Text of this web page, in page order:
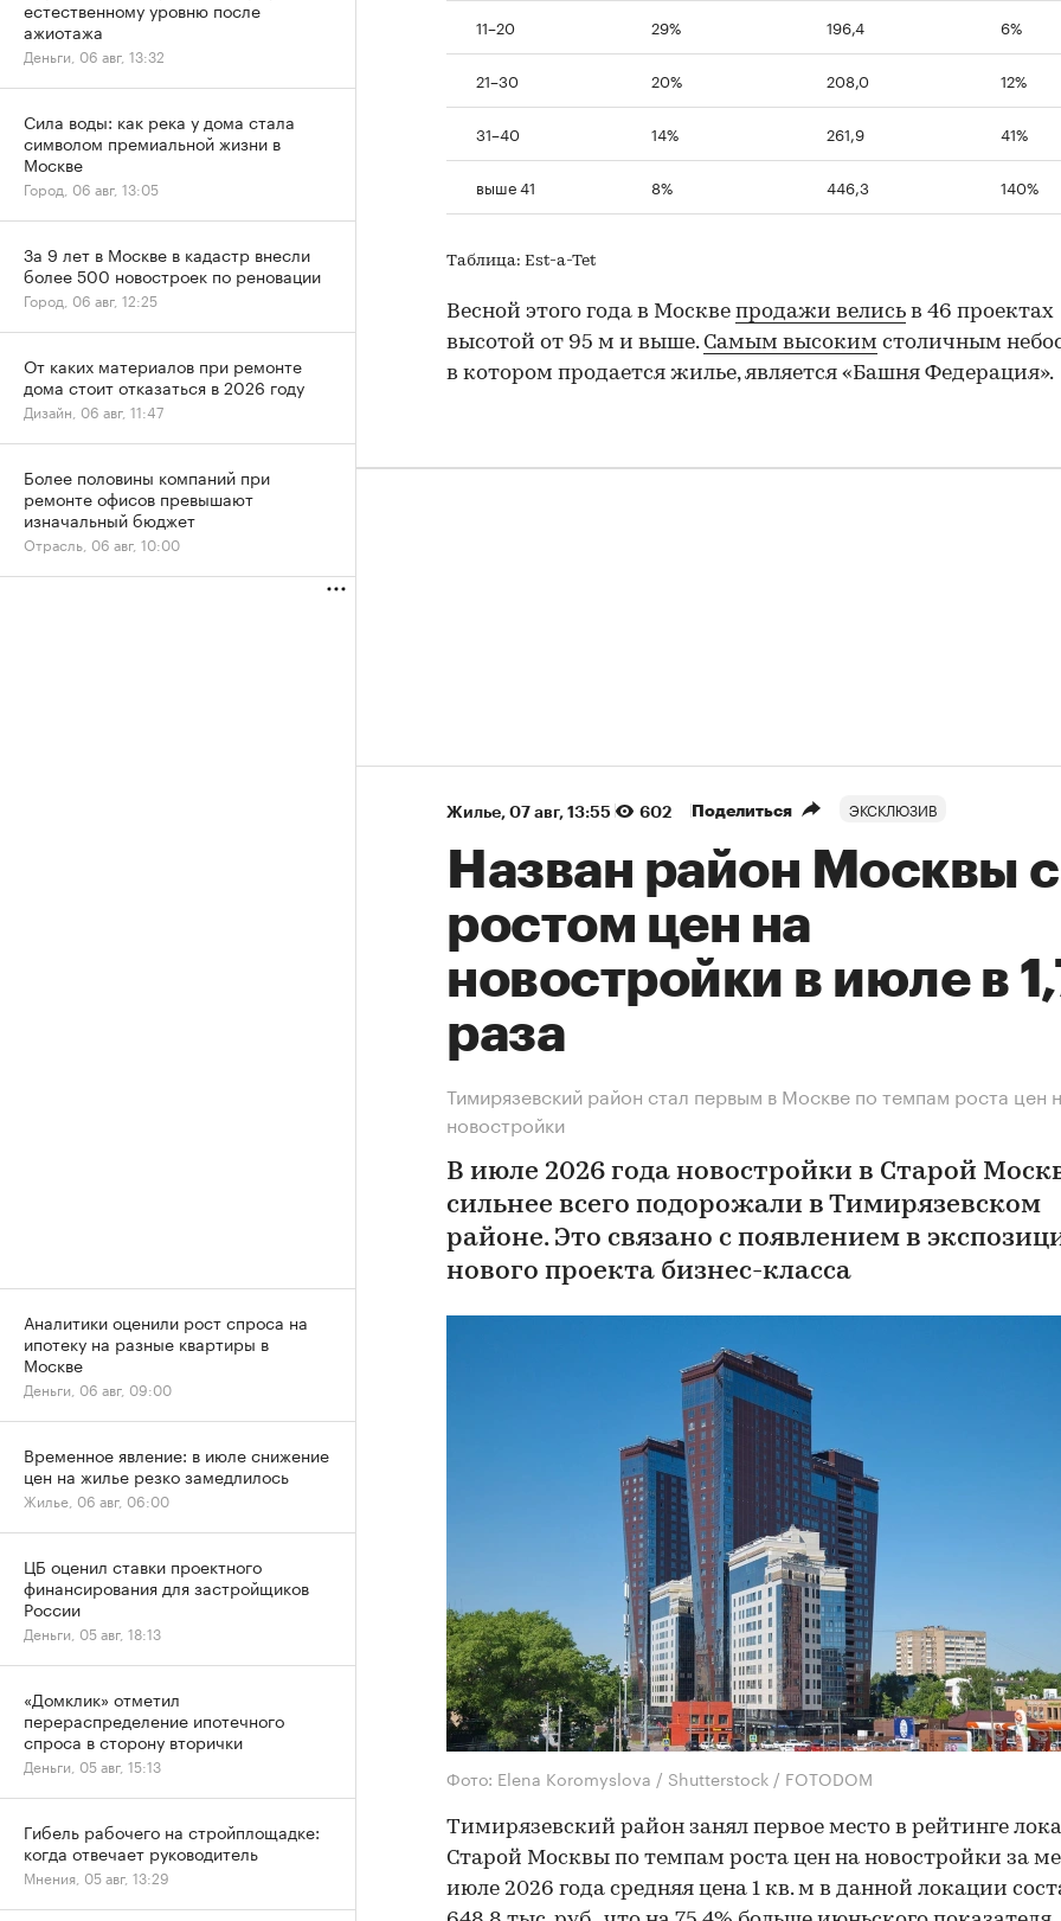
11–20 29% 196,4 6%
21–30 20% 208,0 12%
31–40 14% 261,9 41%
выше 41 8% 446,3 140%
Таблица: Est-a-Tet
Весной этого года в Москве продажи велись в 46 проектах
высотой от 95 м и выше. Самым высоким столичным
в котором продается жилье, является «Башня Федерация».
Жилье⁠, 07 авг, 13:55 602 Поделиться ЭКСКЛЮЗИВ
Назван район Москвы с
ростом цен на
новостройки в июле в
раза
Тимирязевский район стал первым в Москве по темпам роста цен
новостройки
В июле 2026 года новостройки в Старой
сильнее всего подорожали в Тимирязевском
районе. Это связано с появлением в
нового проекта бизнес-класса
Фото: Elena Koromyslova / Shutterstock / FOTODOM
Тимирязевский район занял первое место в рейтинге
Старой Москвы по темпам роста цен на новостройки за
июле 2026 года средняя цена 1 кв. м в данной локации
естественному уровню после
ажиотажа
Деньги, 06 авг, 13:32
Сила воды: как река у дома стала
символом премиальной жизни в
Москве
Город, 06 авг, 13:05
За 9 лет в Москве в кадастр внесли
более 500 новостроек по реновации
Город, 06 авг, 12:25
От каких материалов при ремонте
дома стоит отказаться в 2026 году
Дизайн, 06 авг, 11:47
Более половины компаний при
ремонте офисов превышают
изначальный бюджет
Отрасль, 06 авг, 10:00
Аналитики оценили рост спроса на
ипотеку на разные квартиры в
Москве
Деньги, 06 авг, 09:00
Временное явление: в июле снижение
цен на жилье резко замедлилось
Жилье, 06 авг, 06:00
ЦБ оценил ставки проектного
финансирования для застройщиков
России
Деньги, 05 авг, 18:13
«Домклик» отметил
перераспределение ипотечного
спроса в сторону вторички
Деньги, 05 авг, 15:13
Гибель рабочего на стройплощадке:
когда отвечает руководитель
Мнения, 05 авг, 13:29